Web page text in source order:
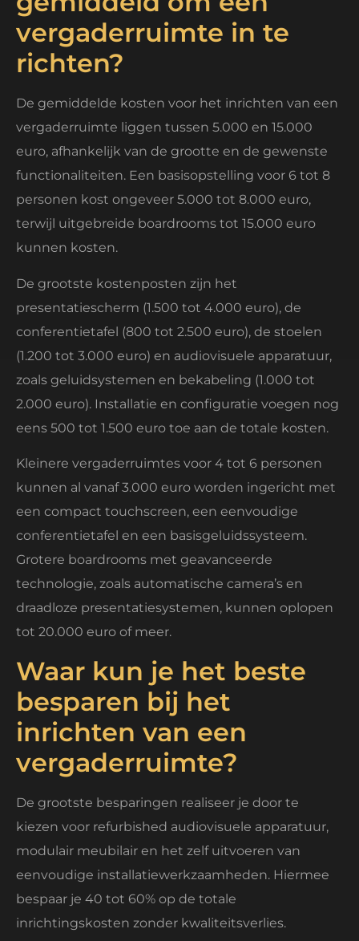
vergaderruimte in te
richten?
De gemiddelde kosten voor het inrichten van een
vergaderruimte liggen tussen 5.000 en 15.000
euro, afhankelijk van de grootte en de gewenste
functionaliteiten. Een basisopstelling voor 6 tot 8
personen kost ongeveer 5.000 tot 8.000 euro,
terwijl uitgebreide boardrooms tot 15.000 euro
kunnen kosten.
De grootste kostenposten zijn het
presentatiescherm (1.500 tot 4.000 euro), de
conferentietafel (800 tot 2.500 euro), de stoelen
(1.200 tot 3.000 euro) en audiovisuele apparatuur,
zoals geluidsystemen en bekabeling (1.000 tot
2.000 euro). Installatie en configuratie voegen nog
eens 500 tot 1.500 euro toe aan de totale kosten.
Kleinere vergaderruimtes voor 4 tot 6 personen
kunnen al vanaf 3.000 euro worden ingericht met
een compact touchscreen, een eenvoudige
conferentietafel en een basisgeluidssysteem.
Grotere boardrooms met geavanceerde
technologie, zoals automatische camera’s en
draadloze presentatiesystemen, kunnen oplopen
tot 20.000 euro of meer.
Waar kun je het beste
besparen bij het
inrichten van een
vergaderruimte?
De grootste besparingen realiseer je door te
kiezen voor refurbished audiovisuele apparatuur,
modulair meubilair en het zelf uitvoeren van
eenvoudige installatiewerkzaamheden. Hiermee
bespaar je 40 tot 60% op de totale
inrichtingskosten zonder kwaliteitsverlies.